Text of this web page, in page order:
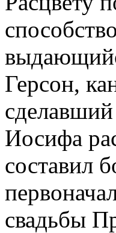
Герсон,
сделавший
Иосифа
составил
свадьбы